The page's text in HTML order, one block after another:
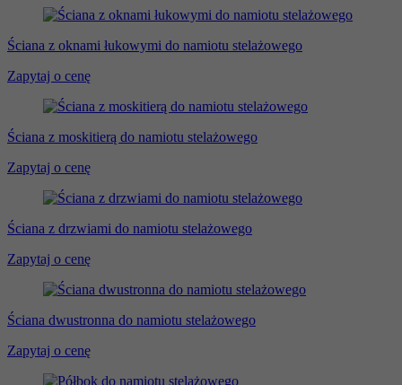
Ściana z oknami łukowymi do namiotu stelażowego
Zapytaj o cenę
Ściana z moskitierą do namiotu stelażowego
Zapytaj o cenę
Ściana z drzwiami do namiotu stelażowego
Zapytaj o cenę
Ściana dwustronna do namiotu stelażowego
Zapytaj o cenę